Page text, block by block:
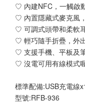
♡ 內建NFC，一觸啟
♡ 內置隱藏式麥克風
♡ 可調式頭帶和柔軟
♡ 輕巧隨手折疊，外
♡ 支援手機、平板及
♡ 沒電可用有線模式
標準配備:USB充電線
型號:RFB-936